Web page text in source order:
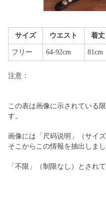
サイズ ウエスト 着丈
フリー 64-92cm 81cm
注意：
この表は画像に示されている
す。
画像には「尺码说明」（サイ
そこからこの情報を抽出しまし
「不限」（制限なし）とされ